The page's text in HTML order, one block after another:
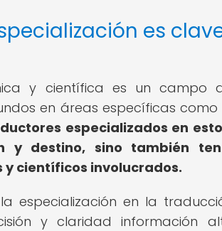
es
y científica es un campo
en áreas específicas
especializados en
y destino, sino también
y científicos involucrados.
especialización en la
y claridad información